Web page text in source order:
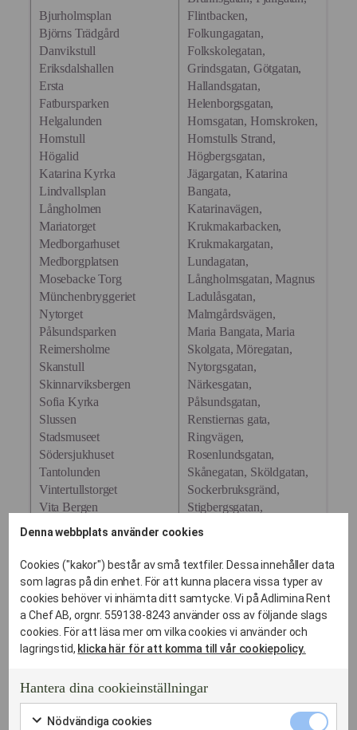
Bjurholmsplan
Björns Trädgård
Danvikstull
Eriksdalshallen
Ersta
Fatbursparken
Helgalunden
Hornstull
Högalid
Katarina Kyrka
Lindvallsplan
Långholmen‎
Mariatorget
Medborgarhuset
Medborgplatsen
Mosebacke Torg
Münchenbryggeriet
Nytorget
Pålsundsparken
Reimersholme
Skanstull
Skinnarviksbergen
Sofia Kyrka
Slussen
Stadsmuseet
Södersjukhuset
Tantolunden
Vintertullstorget
Vita Bergen
Zinkensdamm
Flintbacken,
Folkungagatan,
Folkskolegatan,
Grindsgatan, Götgatan,
Hallandsgatan,
Helenborgsgatan,
Hornsgatan, Hornskroken,
Hornstulls Strand,
Högbergsgatan,
Jägargatan, Katarina
Bangata,
Katarinavägen,
Krukmakarbacken,
Krukmakargatan,
Lundagatan,
Långholmsgatan, Magnus
Ladulåsgatan,
Malmgårdsvägen,
Maria Bangata, Maria
Skolgata, Möregatan,
Nytorgsgatan,
Närkesgatan,
Pålsundsgatan,
Renstiernas gata,
Ringvägen,
Rosenlundsgatan,
Skånegatan, Sköldgatan,
Sockerbruksgränd,
Stigbergsgatan,
Swedenborgsgatan,
Södermannagatan,
Söder Mälarstrand,
Tantogatan,
Tegelviksgatan,
Timmermansgatan,
Tjärhovsgatan, Torkel
Tullgårdsgatan,
Urvädersgränd,
Denna webbplats använder cookies
Cookies ("kakor") består av små textfiler. Dessa innehåller data
som lagras på din enhet. För att kunna placera vissa typer av
cookies behöver vi inhämta ditt samtycke. Vi på Adlimina Rent
a Chef AB, orgnr. 559138-8243 använder oss av följande slags
cookies. För att läsa mer om vilka cookies vi använder och
lagringstid, klicka här för att komma till vår cookiepolicy.
Hantera dina cookieinställningar
Nödvändiga cookies